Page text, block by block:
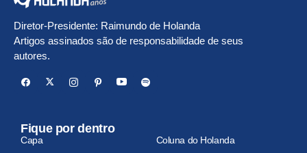
Diretor-Presidente: Raimundo de Holanda
Artigos assinados são de responsabilidade de seus
autores.
Fique por dentro
Capa
Coluna do Holanda